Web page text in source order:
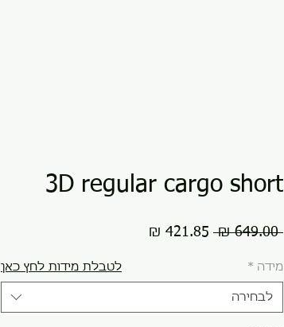
3D regular cargo short
‏649.00 ‏₪
מחיר
מידה *
לבחירה
לטבלת מידות לחץ כאן